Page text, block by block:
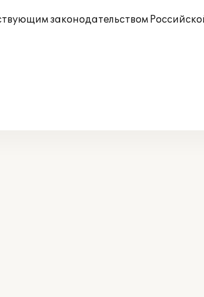
законодательством